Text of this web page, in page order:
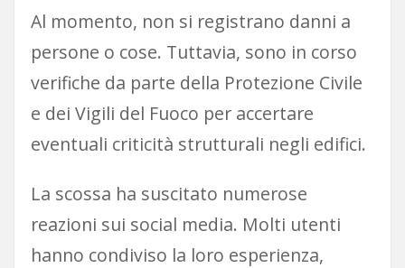
Al momento, non si registrano danni a
persone o cose. Tuttavia, sono in corso
verifiche da parte della Protezione Civile
e dei Vigili del Fuoco per accertare
eventuali criticità strutturali negli edifici.
La scossa ha suscitato numerose
reazioni sui social media. Molti utenti
hanno condiviso la loro esperienza,